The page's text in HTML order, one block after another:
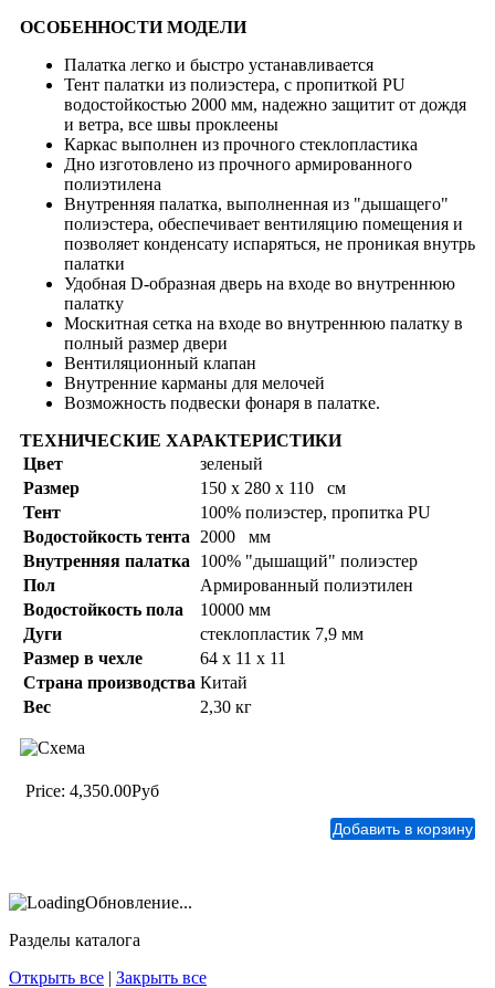
ОСОБЕННОСТИ МОДЕЛИ
Палатка легко и быстро устанавливается
Тент палатки из полиэстера, с пропиткой PU
водостойкостью 2000 мм, надежно защитит от дождя
и ветра, все швы проклеены
Каркас выполнен из прочного стеклопластика
Дно изготовлено из прочного армированного
полиэтилена
Внутренняя палатка, выполненная из "дышащего"
полиэстера, обеспечивает вентиляцию помещения и
позволяет конденсату испаряться, не проникая внутрь
палатки
Удобная D-образная дверь на входе во внутреннюю
палатку
Москитная сетка на входе во внутреннюю палатку в
полный размер двери
Вентиляционный клапан
Внутренние карманы для мелочей
Возможность подвески фонаря в палатке.
ТЕХНИЧЕСКИЕ ХАРАКТЕРИСТИКИ
Цвет
зеленый
Размер
150 x 280 x 110 см
Тент
100% полиэстер, пропитка PU
Водостойкость тента
2000 мм
Внутренняя палатка
100% "дышащий" полиэстер
Пол
Армированный полиэтилен
Водостойкость пола
10000 мм
Дуги
стеклопластик 7,9 мм
Размер в чехле
64 x 11 x 11
Страна производства Китай
Вес
2,30 кг
Price: 4,350.00Руб
Обновление...
Разделы каталога
Открыть все | Закрыть все